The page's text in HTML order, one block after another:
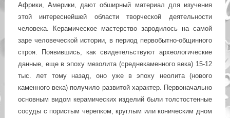
Африки, Америки, дают обширный материал для изучения
этой интереснейшей области творческой деятельности
человека. Керамическое мастерство зародилось на самой
заре человеческой истории, в период первобытно-общинного
строя. Появившись, как свидетельствуют археологические
данные, еще в эпоху мезолита (среднекаменного века) 15-12
тыс. лет тому назад, оно уже в эпоху неолита (нового
каменного века) получило развитой характер. Первоначально
основным видом керамических изделий были толстостенные
сосуды с пористым черепком, круглым или коническим дном